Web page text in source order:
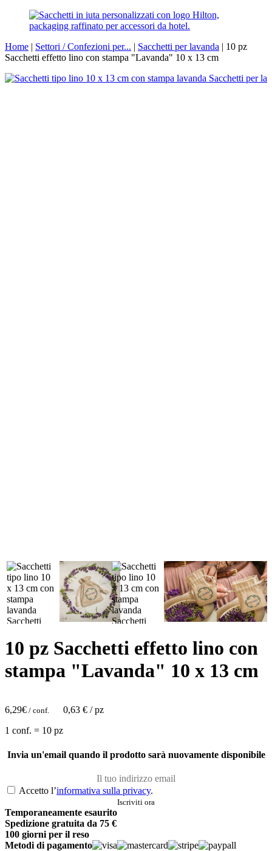
Home | Settori / Confezioni per... | Sacchetti per lavanda | 10 pz
Sacchetti effetto lino con stampa "Lavanda" 10 x 13 cm
10 pz Sacchetti effetto lino con
stampa "Lavanda" 10 x 13 cm
6,29€ / conf.
1 conf. = 10 pz
0,63 € / pz
Invia un'email quando il prodotto sarà nuovamente disponibile
Accetto l’informativa sulla privacy.
Temporaneamente esaurito
Spedizione gratuita da 75 €
100 giorni per il reso
Metodi di pagamento